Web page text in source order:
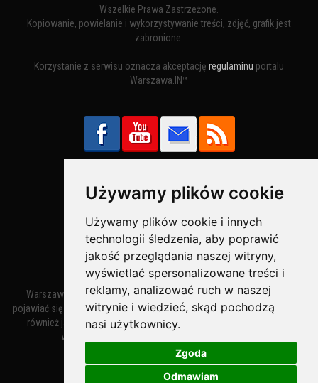
Używamy plików cookie
Używamy plików cookie i innych
technologii śledzenia, aby poprawić
jakość przeglądania naszej witryny,
wyświetlać spersonalizowane treści i
reklamy, analizować ruch w naszej
witrynie i wiedzieć, skąd pochodzą
nasi użytkownicy.
Zgoda
Odmawiam
Wszelkie Prawa Zastrzeżone.
Kopiowanie, powielanie i wykorzystywanie treści, zdjęć, grafik jest
zabronione.
Korzystanie z serwisu oznacza akceptację regulaminu portalu
Warszawa.IN™
Bezpieczne Płatności obsługuje:
Warszawa – miasto stołeczne Warszawa. Nazwa miasta zaczęła
pojawiać się w dokumentach w XIV wieku jako Warszewa, a od XV wieku
również jako Warszowa. Zmiana nazwy na Warszawa w XV wieku
wynikała z mazowieckiej wymowy dialektycznej.